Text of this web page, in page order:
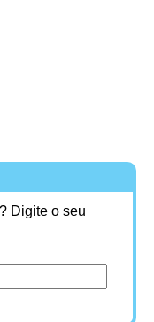
Digite o seu